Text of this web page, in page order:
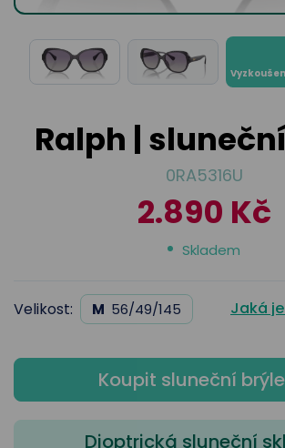
Přihlásit
Ralph |
0RA5316U
2.890 Kč
Skladem
Velikost: M 56/49/145 Jaká
Koupit sluneční brýle
Dioptrická sluneční